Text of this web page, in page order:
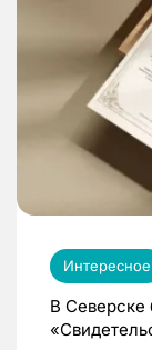
Интересное
В Северске